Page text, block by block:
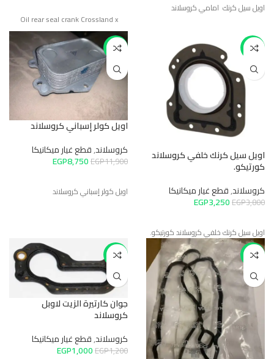
اويل سيل كرنك امامي كروسلاند
Oil rear seal crank Crossland x
-14%
اويل سيل كرنك خلفي كروسلاند
كورتيكو.
كروسلاند,قطع غيار ميكانيكا
EGP3,800
EGP3,250
اويل سيل كرنك خلفي كروسلاند كورتيكو.
-26%
اويل كولر إسباني كروسلاند
كروسلاند,قطع غيار ميكانيكا
EGP11,900
EGP8,750
اويل كولر إسباني كروسلاند
-13%
-17%
جوان كارتيرة الزيت لاوبل
كروسلاند
كروسلاند,قطع غيار ميكانيكا
EGP1,200
EGP1,000